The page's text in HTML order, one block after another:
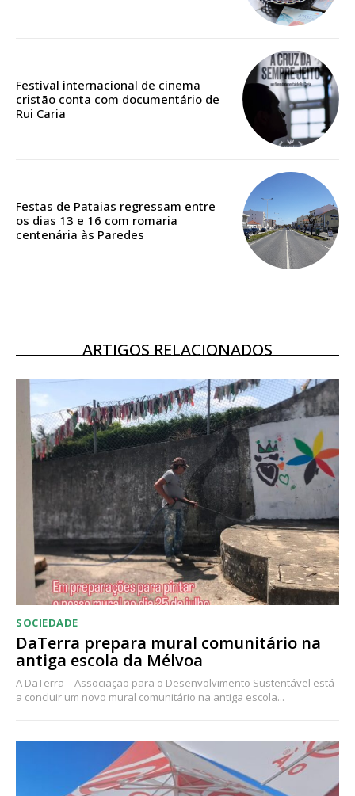
12 meses
Ofertas para assinatura anual
Escolha o plano
Festival internacional de cinema
cristão conta com documentário de
Rui Caria
Festas de Pataias regressam entre
os dias 13 e 16 com romaria
centenária às Paredes
ARTIGOS RELACIONADOS
SOCIEDADE
DaTerra prepara mural comunitário na
antiga escola da Mélvoa
A DaTerra – Associação para o Desenvolvimento Sustentável está
a concluir um novo mural comunitário na antiga escola...